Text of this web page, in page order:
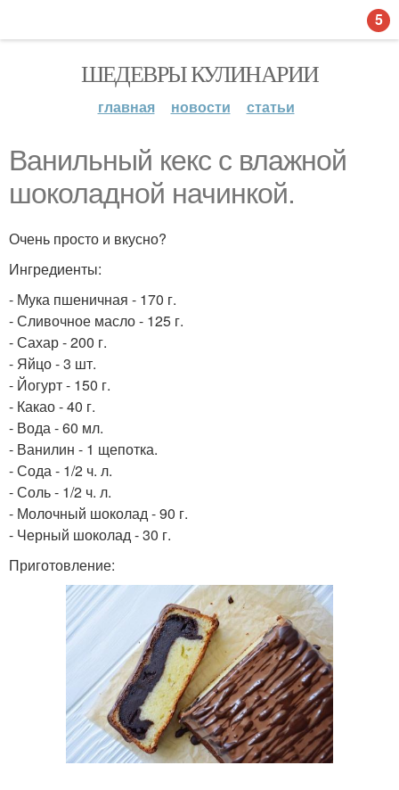
ШЕДЕВРЫ КУЛИНАРИИ
главная новости статьи
Ванильный кекс с влажной
шоколадной начинкой.
Очень просто и вкусно?
Ингредиенты:
- Мука пшеничная - 170 г.
- Сливочное масло - 125 г.
- Сахар - 200 г.
- Яйцо - 3 шт.
- Йогурт - 150 г.
- Какао - 40 г.
- Вода - 60 мл.
- Ванилин - 1 щепотка.
- Сода - 1/2 ч. л.
- Соль - 1/2 ч. л.
- Молочный шоколад - 90 г.
- Черный шоколад - 30 г.
Приготовление:
5